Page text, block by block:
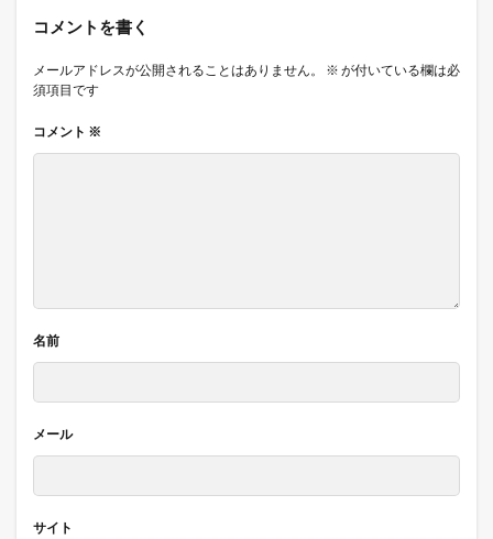
コメントを書く
メールアドレスが公開されることはありません。 ※ が付いている欄は必
須項目です
コメント ※
名前
メール
サイト